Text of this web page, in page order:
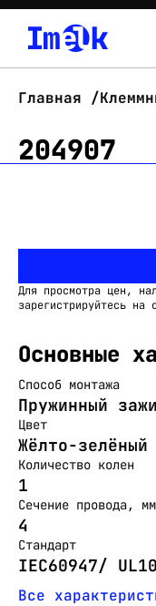
Главная
204907
Для просмотра цен,
зарегистрируйтесь на
Основные
Способ монтажа
Пружинный
Цвет
Жёлто-зелёный
Количество колен
1
Сечение провода,
4
Стандарт
IEC60947/
Все